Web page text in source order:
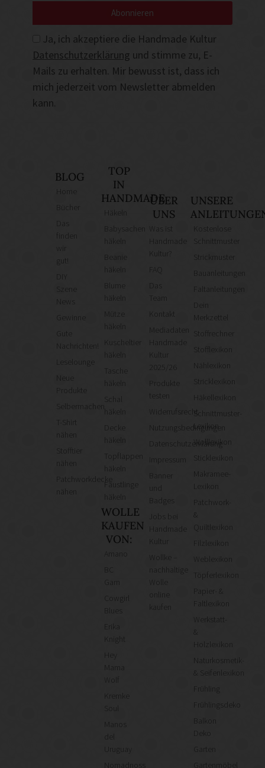
Ja, ich akzeptiere die Handmade Kultur
Datenschutzerklärung und stimme zu, E-
Mails zu erhalten. Mir bewusst ist, dass ich
mich jederzeit vom Newsletter abmelden
kann.
Abonnieren
BLOG
finden
gut!
News
Gute
Nachrichten!
Leselounge
Neue
Produkte
Selbermachen
T-Shirt
Stofftier
Patchworkdecke
TOP
IN
HANDMADE
häkeln
häkeln
Mütze
häkeln
Kuscheltier
häkeln
Tasche
häkeln
häkeln
Topflappen
häkeln
Fäustlinge
häkeln
WOLLE
KAUFEN
VON:
Cowgirl
Knight
Mama
Wolf
Kremke
Manos
Uruguay
Nomadnoss
ÜBER
UNS
Was ist
Kultur?
Team
Kontakt
Mediadaten
Kultur
2025/26
Produkte
testen
Widerrufsrecht
Nutzungsbedingungen
Datenschutzerklärung
Kultur
Wollke –
nachhaltige
kaufen
UNSERE
Kostenlose
Schnittmuster
Strickmuster
Bauanleitungen
Faltanleitungen
Merkzettel
Stoffrechner
Stofflexikon
Nählexikon
Stricklexikon
Häkellexikon
Schnittmuster-
Lexikon
Wolllexikon
Sticklexikon
Makramee-
Lexikon
Patchwork-
&
Quiltlexikon
Weblexikon
Töpferlexikon
Papier- &
Faltlexikon
Werkstatt-
&
Holzlexikon
Naturkosmetik-
& Seifenlexikon
Frühling
Frühlingsdeko
Balkon
Deko
Garten
Gartenmöbel